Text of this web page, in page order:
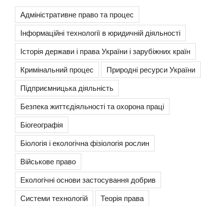
Адміністративне право та процес
Інформаційні технології в юридичній діяльності
Історія держави і права України і зарубіжних країн
Кримінальний процес
Природні ресурси України
Підприємницька діяльність
Безпека життєдіяльності та охорона праці
Біогеографія
Біологія і екологічна фізіологія рослин
Військове право
Екологічні основи застосування добрив
Системи технологій
Теорія права